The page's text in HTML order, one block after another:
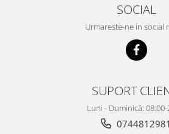
SOCIAL
Urmareste-ne in social
SUPORT
Luni - Duminică: 08:00-
0744812981